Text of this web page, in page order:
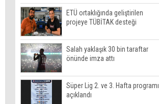
ETÜ ortaklığında geliştirilen
projeye TÜBİTAK desteği
Salah yaklaşık 30 bin taraftar
önünde imza attı
Süper Lig 2. ve 3. Hafta programı
açıklandı